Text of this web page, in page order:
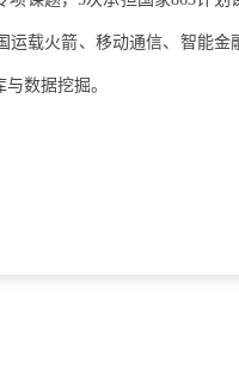
载火箭、移动通信、智能金
数据挖掘。